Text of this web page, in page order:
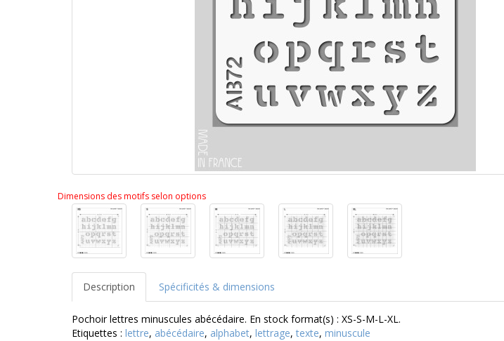
Dimensions des motifs selon options
Description Spécificités & dimensions
Pochoir lettres minuscules abécédaire. En stock format(s) : XS-S-M-L-XL.
Etiquettes : lettre, abécédaire, alphabet, lettrage,texte, minuscule